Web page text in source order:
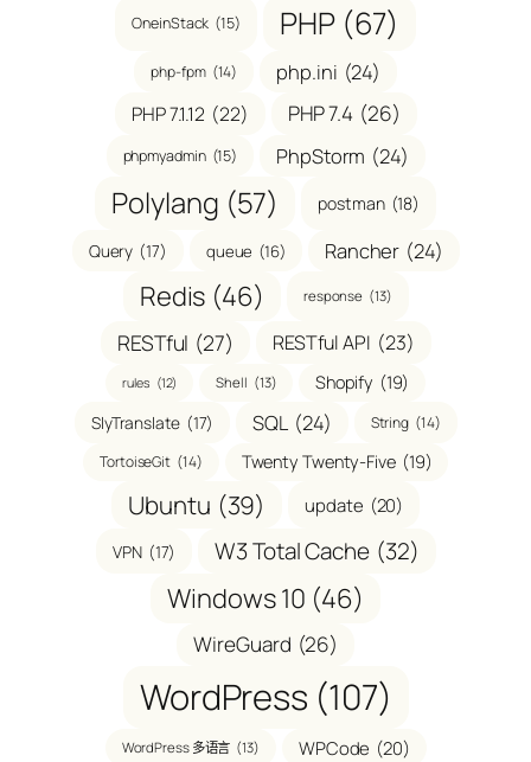
OneinStack (15) PHP (67)
php-fpm (14) php.ini (24)
PHP 7.1.12 (22) PHP 7.4 (26)
phpmyadmin (15) PhpStorm (24)
Polylang (57) postman (18)
Query (17) queue (16) Rancher (24)
Redis (46) response (13)
RESTful (27) RESTful API (23)
rules (12) Shell (13) Shopify (19)
SlyTranslate (17) SQL (24) String (14)
TortoiseGit (14) Twenty Twenty-Five (19)
Ubuntu (39) update (20)
VPN (17) W3 Total Cache (32)
Windows 10 (46)
WireGuard (26)
WordPress (107)
WordPress 多语言 (13) WPCode (20)